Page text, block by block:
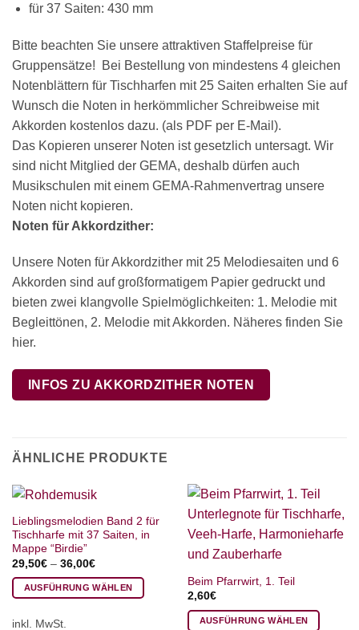
für 37 Saiten: 430 mm
Bitte beachten Sie unsere attraktiven Staffelpreise für
Gruppensätze! Bei Bestellung von mindestens 4 gleichen
Notenblättern für Tischharfen mit 25 Saiten erhalten Sie auf
Wunsch die Noten in herkömmlicher Schreibweise mit
Akkorden kostenlos dazu. (als PDF per E-Mail).
Das Kopieren unserer Noten ist gesetzlich untersagt. Wir
sind nicht Mitglied der GEMA, deshalb dürfen auch
Musikschulen mit einem GEMA-Rahmenvertrag unsere
Noten nicht kopieren.
Noten für Akkordzither:
Unsere Noten für Akkordzither mit 25 Melodiesaiten und 6
Akkorden sind auf großformatigem Papier gedruckt und
bieten zwei klangvolle Spielmöglichkeiten: 1. Melodie mit
Begleittönen, 2. Melodie mit Akkorden. Näheres finden Sie
hier.
INFOS ZU AKKORDZITHER NOTEN
ÄHNLICHE PRODUKTE
Lieblingsmelodien Band 2 für
Tischharfe mit 37 Saiten, in
Mappe “Birdie”
29,50€– 36,00€
AUSFÜHRUNG WÄHLEN
Produkt
inkl. MwSt.
Beim Pfarrwirt, 1. Teil
2,60€
AUSFÜHRUNG WÄHLEN